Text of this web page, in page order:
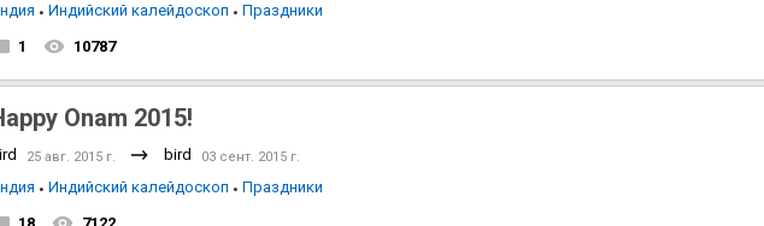
Индийский калейдоскоп
Праздники
1
10787
Onam 2015!
25 авг. 2015 г. bird 03 сент. 2015 г.
Индийский калейдоскоп
Праздники